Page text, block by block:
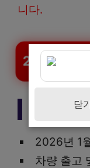
니다.
2026년 서
신청기간
2026년 1
차량 출고
닫